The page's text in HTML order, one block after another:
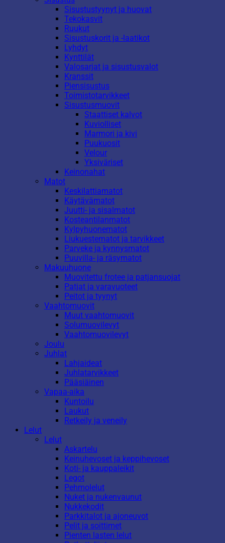
Sisustustyynyt ja huovat
Tekokasvit
Ruukut
Sisustuskorit ja -laatikot
Lyhdyt
Kynttilät
Valosarjat ja sisustusvalot
Kranssit
Piensisustus
Toimistotarvikkeet
Sisustusmuovit
Staattiset kalvot
Kuviolliset
Marmori ja kivi
Puukuosit
Velour
Yksiväriset
Keinonahat
Matot
Keskilattiamatot
Käytävämatot
Juutti- ja sisalmatot
Kosteantilanmatot
Kylpyhuonematot
Liukuestematot ja tarvikkeet
Parveke ja kynnysmatot
Puuvilla- ja räsymatot
Makuuhuone
Muovitettu frotee ja patjansuojat
Patjat ja varavuoteet
Peitot ja tyynyt
Vaahtomuovit
Muut vaahtomuovit
Solumuovilevyt
Vaahtomuovilevyt
Joulu
Juhlat
Lahjaideat
Juhlatarvikkeet
Pääsiäinen
Vapaa-aika
Kuntoilu
Laukut
Retkeily ja veneily
Lelut
Lelut
Askartelu
Keinuhevoset ja keppihevoset
Koti- ja kauppaleikit
Legot
Pehmolelut
Nuket ja nukenvaunut
Nukkekodit
Parkkitalot ja ajoneuvot
Pelit ja soittimet
Pienten lasten lelut